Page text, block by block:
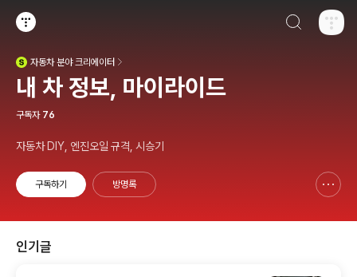
자동차분야 크리에이터
내 차 정보, 마이라이드
구독자 76
자동차 DIY, 엔진오일 규격, 시승기
구독하기 방명록
인기글